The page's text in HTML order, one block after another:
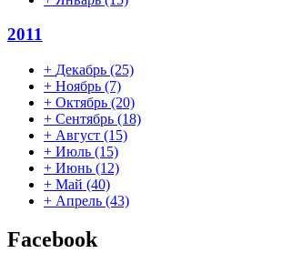
2011
+ Декабрь (25)
+ Ноябрь (7)
+ Октябрь (20)
+ Сентябрь (18)
+ Август (15)
+ Июль (15)
+ Июнь (12)
+ Май (40)
+ Апрель (43)
Facebook